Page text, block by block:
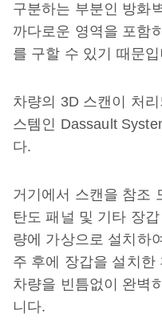
구분하는 부분인 방화
까다로운 영역을 포함
를 구할 수 있기 때문
차량의 3D 스캔이 처
스템인 Dassault
다.
거기에서 스캔을 참조
탄도 패널 및 기타 장
량에 가상으로 설치하
주 후에 장갑을 설치한
차량을 빈틈없이 완벽
니다.